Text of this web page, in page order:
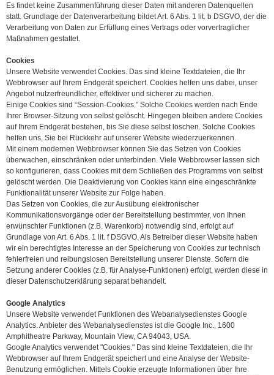
Es findet keine Zusammenführung dieser Daten mit anderen Datenquellen
statt. Grundlage der Datenverarbeitung bildet Art. 6 Abs. 1 lit. b DSGVO, der die
Verarbeitung von Daten zur Erfüllung eines Vertrags oder vorvertraglicher
Maßnahmen gestattet.
Cookies
Unsere Website verwendet Cookies. Das sind kleine Textdateien, die Ihr
Webbrowser auf Ihrem Endgerät speichert. Cookies helfen uns dabei, unser
Angebot nutzerfreundlicher, effektiver und sicherer zu machen.
Einige Cookies sind “Session-Cookies.” Solche Cookies werden nach Ende
Ihrer Browser-Sitzung von selbst gelöscht. Hingegen bleiben andere Cookies
auf Ihrem Endgerät bestehen, bis Sie diese selbst löschen. Solche Cookies
helfen uns, Sie bei Rückkehr auf unserer Website wiederzuerkennen.
Mit einem modernen Webbrowser können Sie das Setzen von Cookies
überwachen, einschränken oder unterbinden. Viele Webbrowser lassen sich
so konfigurieren, dass Cookies mit dem Schließen des Programms von selbst
gelöscht werden. Die Deaktivierung von Cookies kann eine eingeschränkte
Funktionalität unserer Website zur Folge haben.
Das Setzen von Cookies, die zur Ausübung elektronischer
Kommunikationsvorgänge oder der Bereitstellung bestimmter, von Ihnen
erwünschter Funktionen (z.B. Warenkorb) notwendig sind, erfolgt auf
Grundlage von Art. 6 Abs. 1 lit. f DSGVO. Als Betreiber dieser Website haben
wir ein berechtigtes Interesse an der Speicherung von Cookies zur technisch
fehlerfreien und reibungslosen Bereitstellung unserer Dienste. Sofern die
Setzung anderer Cookies (z.B. für Analyse-Funktionen) erfolgt, werden diese in
dieser Datenschutzerklärung separat behandelt.
Google Analytics
Unsere Website verwendet Funktionen des Webanalysedienstes Google
Analytics. Anbieter des Webanalysedienstes ist die Google Inc., 1600
Amphitheatre Parkway, Mountain View, CA 94043, USA.
Google Analytics verwendet "Cookies." Das sind kleine Textdateien, die Ihr
Webbrowser auf Ihrem Endgerät speichert und eine Analyse der Website-
Benutzung ermöglichen. Mittels Cookie erzeugte Informationen über Ihre